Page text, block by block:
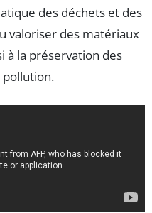
des déchets et des
valoriser des matériaux
à la préservation des
pollution.